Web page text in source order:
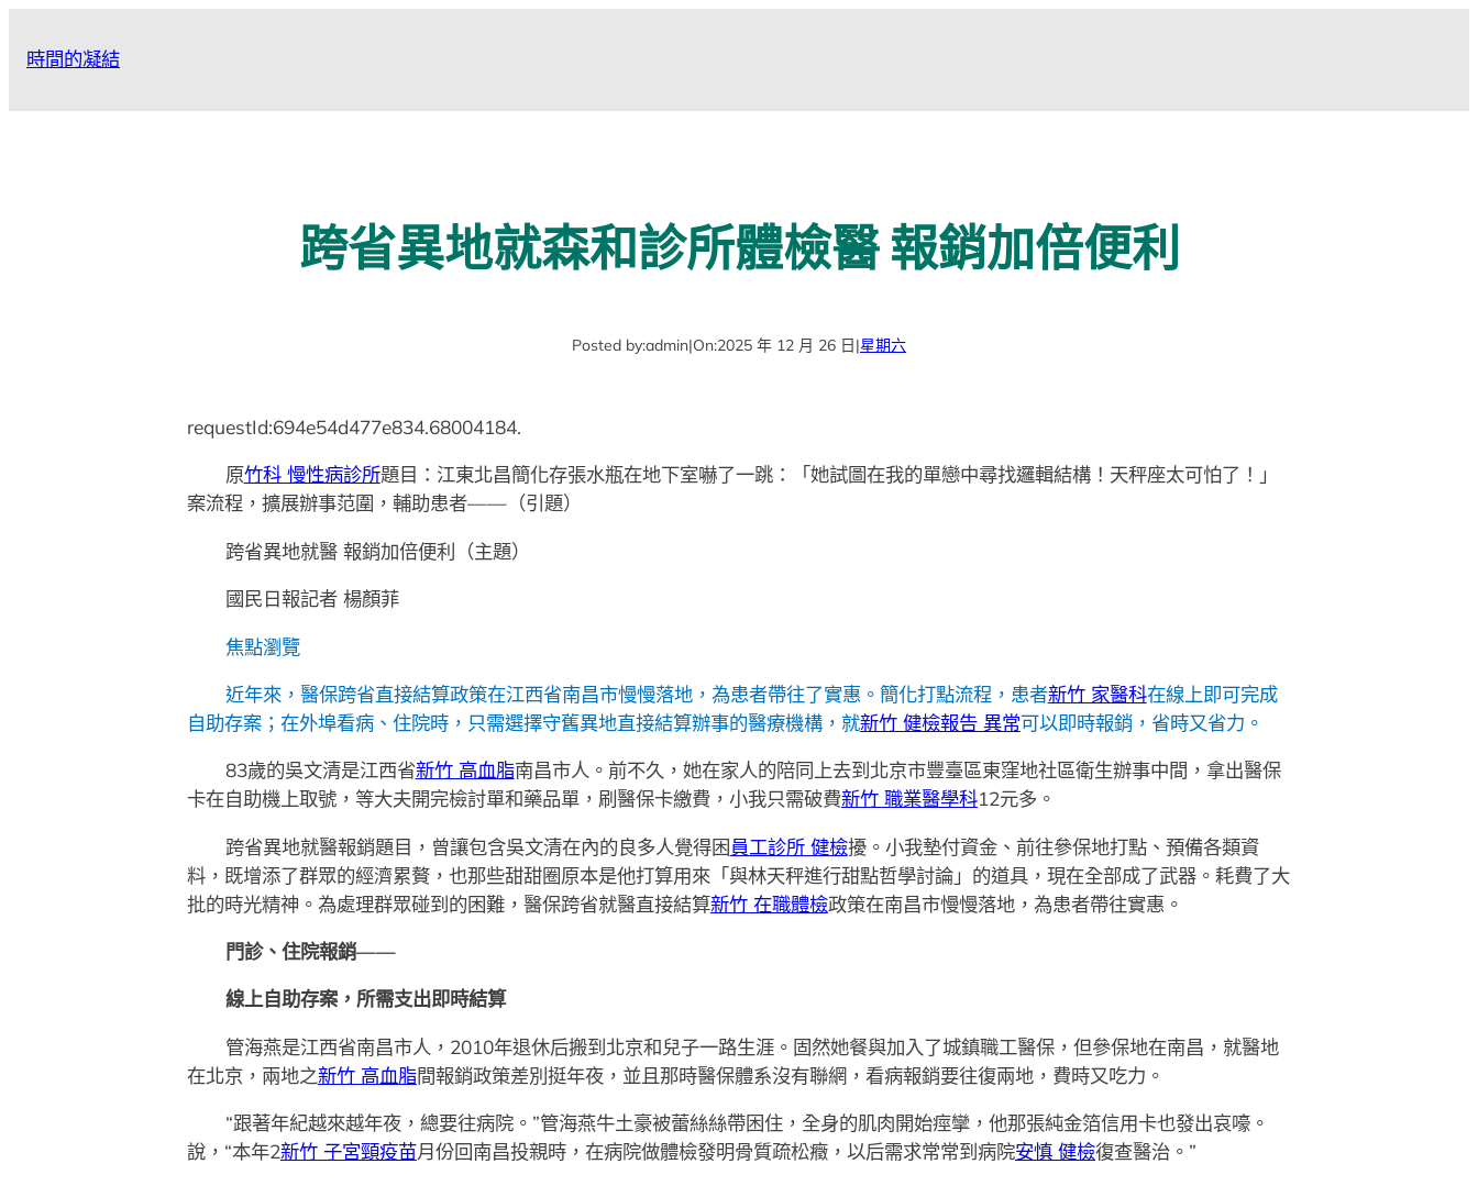
時間的凝結
跨省異地就森和診所體檢醫 報銷加倍便利
Posted by:admin|On:2025 年 12 月 26 日|星期六
requestId:694e54d477e834.68004184.
原竹科 慢性病診所題目：江東北昌簡化存張水瓶在地下室嚇了一跳：「她試圖在我的單戀中尋找邏輯結構！天秤座太可怕了！」
案流程，擴展辦事范圍，輔助患者——（引題）
跨省異地就醫 報銷加倍便利（主題）
國民日報記者 楊顏菲
焦點瀏覽
近年來，醫保跨省直接結算政策在江西省南昌市慢慢落地，為患者帶往了實惠。簡化打點流程，患者新竹 家醫科在線上即可完成
自助存案；在外埠看病、住院時，只需選擇守舊異地直接結算辦事的醫療機構，就新竹 健檢報告 異常可以即時報銷，省時又省力。
83歲的吳文清是江西省新竹 高血脂南昌市人。前不久，她在家人的陪同上去到北京市豐臺區東窪地社區衛生辦事中間，拿出醫保
卡在自助機上取號，等大夫開完檢討單和藥品單，刷醫保卡繳費，小我只需破費新竹 職業醫學科12元多。
跨省異地就醫報銷題目，曾讓包含吳文清在內的良多人覺得困員工診所 健檢擾。小我墊付資金、前往參保地打點、預備各類資
料，既增添了群眾的經濟累贅，也那些甜甜圈原本是他打算用來「與林天秤進行甜點哲學討論」的道具，現在全部成了武器。耗費了大
批的時光精神。為處理群眾碰到的困難，醫保跨省就醫直接結算新竹 在職體檢政策在南昌市慢慢落地，為患者帶往實惠。
門診、住院報銷——
線上自助存案，所需支出即時結算
管海燕是江西省南昌市人，2010年退休后搬到北京和兒子一路生涯。固然她餐與加入了城鎮職工醫保，但參保地在南昌，就醫地
在北京，兩地之新竹 高血脂間報銷政策差別挺年夜，並且那時醫保體系沒有聯網，看病報銷要往復兩地，費時又吃力。
“跟著年紀越來越年夜，總要往病院。”管海燕牛土豪被蕾絲絲帶困住，全身的肌肉開始痙攣，他那張純金箔信用卡也發出哀嚎。
說，“本年2新竹 子宮頸疫苗月份回南昌投親時，在病院做體檢發明骨質疏松癥，以后需求常常到病院安慎 健檢復查醫治。”